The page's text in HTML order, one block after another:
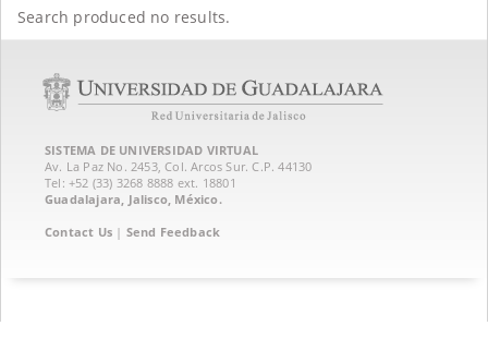
Search produced no results.
SISTEMA DE UNIVERSIDAD VIRTUAL
Av. La Paz No. 2453, Col. Arcos Sur. C.P. 44130
Tel: +52 (33) 3268 8888‏ ext. 18801
Guadalajara, Jalisco, México.
Contact Us | Send Feedback